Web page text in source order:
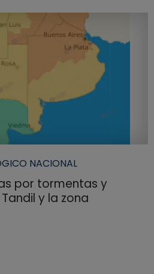
NACIONAL
por tormentas y
y la zona